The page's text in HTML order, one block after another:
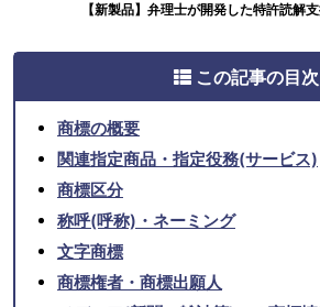
【新製品】弁理士が開発した特許読解
この記事の目次
商標の概要
関連指定商品・指定役務(サービス)
商標区分
称呼(呼称)・ネーミング
文字商標
商標権者・商標出願人